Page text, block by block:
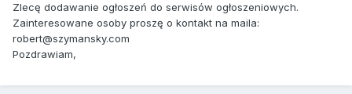
Zlecę dodawanie ogłoszeń do serwisów ogłoszeniowych.
Zainteresowane osoby proszę o kontakt na maila:
robert@szymansky.com
Pozdrawiam,